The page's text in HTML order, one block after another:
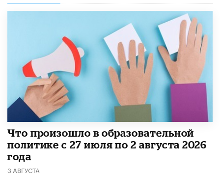
​Что произошло в образовательной
политике с 27 июля по 2 августа 2026
года
3 АВГУСТА